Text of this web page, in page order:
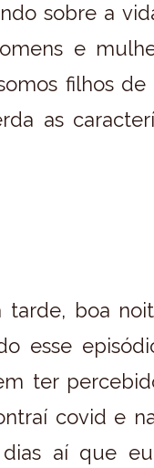
sobre a
e
filhos
as
tarde, boa
esse
ter
covid e
aí que